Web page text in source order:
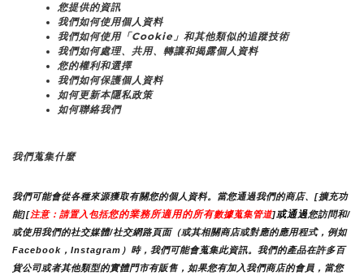
您提供的資訊
我們如何使用個人資料
我們如何使用「Cookie」和其他類似的追蹤技術
我們如何處理、共用、轉讓和揭露個人資料
您的權利和選擇
我們如何保護個人資料
如何更新本隱私政策
如何聯絡我們
我們蒐集什麼
我們可能會從各種來源獲取有關您的個人資料。當您通過我們的商店、[擴充功
能][注意：請置入包括您的業務所適用的所有數據蒐集管道]或通過您訪問和/
或使用我們的社交媒體/社交網路頁面（或其相關商店或對應的應用程式，例如
Facebook，Instagram）時，我們可能會蒐集此資訊。我們的產品在許多百
貨公司或者其他類型的實體門市有販售，如果您有加入我們商店的會員，當您